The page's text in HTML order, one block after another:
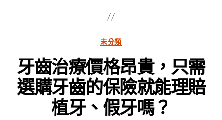
分
類
未分類
牙齒治療價格昂貴，只需
選購牙齒的保險就能理賠
植牙、假牙嗎？